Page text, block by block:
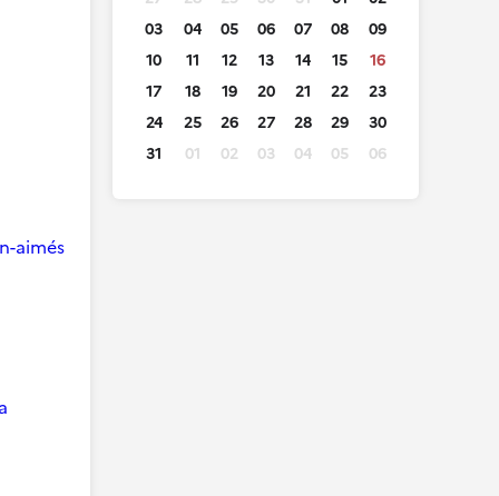
03
04 05 06 07 08
09
10
11 12 13 14 15
16
17
18 19 20 21 22
23
24
25 26 27 28 29
30
31
01 02 03 04 05 06
aimés